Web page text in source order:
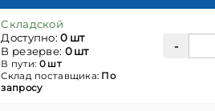
Складской
Доступно:0 шт
В резерве: 0 шт
В пути: 0 шт
Склад поставщика: По
запросу